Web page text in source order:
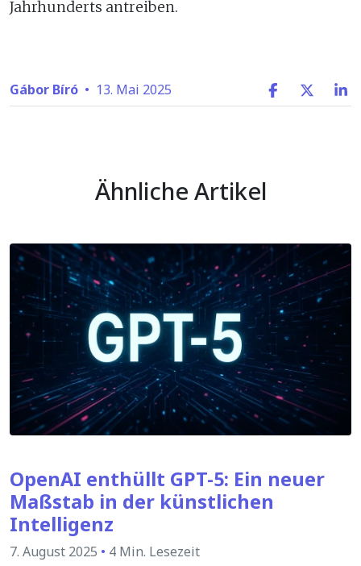
Jahrhunderts antreiben.
Gábor Bíró • 13. Mai 2025
Ähnliche Artikel
OpenAI enthüllt GPT-5: Ein neuer
Maßstab in der künstlichen
Intelligenz
7. August 2025 • 4 Min. Lesezeit